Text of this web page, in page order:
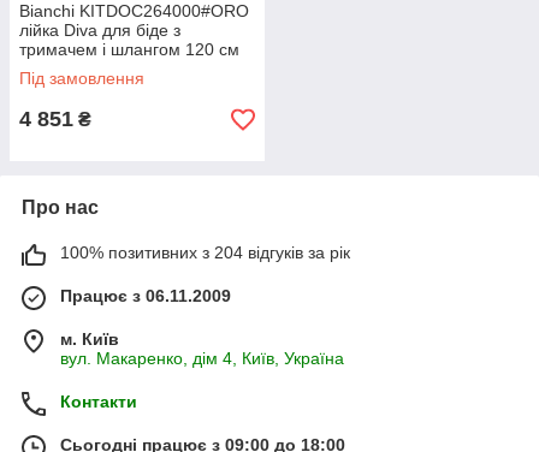
Bianchi KITDOC264000#ORO
лійка Diva для біде з
тримачем і шлангом 120 см
Під замовлення
4 851 ₴
Про нас
100% позитивних з 204 відгуків за рік
Працює з 06.11.2009
м. Київ
вул. Макаренко, дім 4, Київ, Україна
Контакти
Сьогодні працює з 09:00 до 18:00